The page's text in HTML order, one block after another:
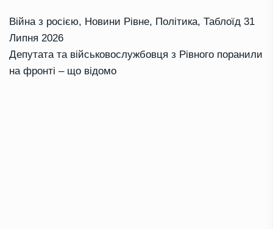
Війна з росією, Новини Рівне, Політика, Таблоїд 31
Липня 2026
Депутата та військовослужбовця з Рівного поранили
на фронті – що відомо